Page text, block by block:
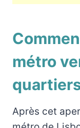
métro
Après cet